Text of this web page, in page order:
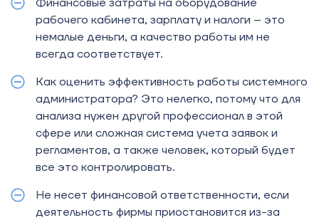
Финансовые затраты на оборудование
рабочего кабинета, зарплату и налоги – это
немалые деньги, а качество работы им не
всегда соответствует.
Как оценить эффективность работы системного
администратора? Это нелегко, потому что для
анализа нужен другой профессионал в этой
сфере или сложная система учета заявок и
регламентов, а также человек, который будет
все это контролировать.
Не несет финансовой ответственности, если
деятельность фирмы приостановится из-за